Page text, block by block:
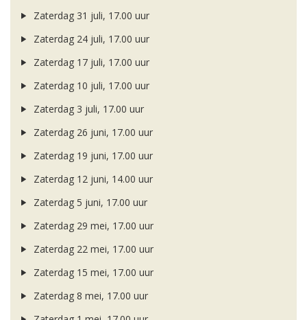
Zaterdag 31 juli, 17.00 uur
Zaterdag 24 juli, 17.00 uur
Zaterdag 17 juli, 17.00 uur
Zaterdag 10 juli, 17.00 uur
Zaterdag 3 juli, 17.00 uur
Zaterdag 26 juni, 17.00 uur
Zaterdag 19 juni, 17.00 uur
Zaterdag 12 juni, 14.00 uur
Zaterdag 5 juni, 17.00 uur
Zaterdag 29 mei, 17.00 uur
Zaterdag 22 mei, 17.00 uur
Zaterdag 15 mei, 17.00 uur
Zaterdag 8 mei, 17.00 uur